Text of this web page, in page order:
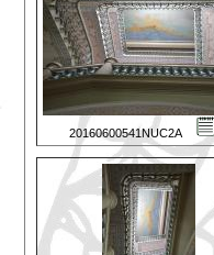
20160600541NUC2A